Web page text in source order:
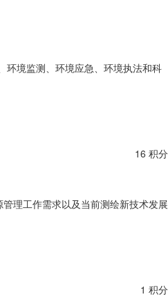
环境监测、环境应急、环境执法和科
16 积分
理工作需求以及当前测绘新技术发展
1 积分